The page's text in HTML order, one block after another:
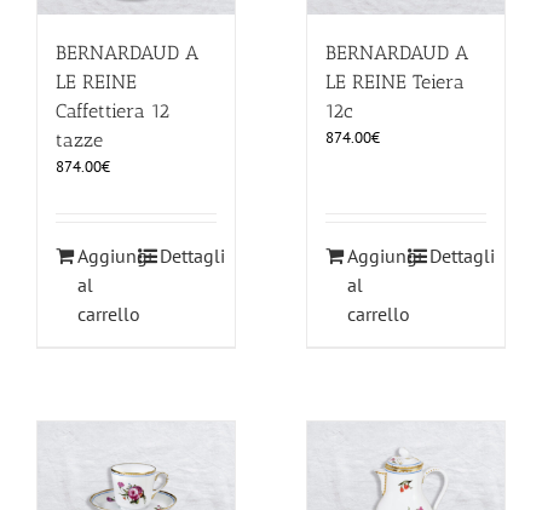
BERNARDAUD A
LE REINE
Caffettiera 12
tazze
874.00€
Aggiungi
al
carrello
Dettagli
BERNARDAUD A
LE REINE Teiera
12c
874.00€
Aggiungi
al
carrello
Dettagli